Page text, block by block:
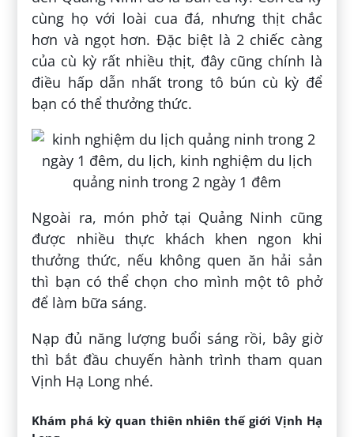
cùng họ với loài cua đá, nhưng thịt chắc
hơn và ngọt hơn. Đặc biệt là 2 chiếc càng
của cù kỳ rất nhiều thịt, đây cũng chính là
điều hấp dẫn nhất trong tô bún cù kỳ để
bạn có thể thưởng thức.
Ngoài ra, món phở tại Quảng Ninh cũng
được nhiều thực khách khen ngon khi
thưởng thức, nếu không quen ăn hải sản
thì bạn có thể chọn cho mình một tô phở
để làm bữa sáng.
Nạp đủ năng lượng buổi sáng rồi, bây giờ
thì bắt đầu chuyến hành trình tham quan
Vịnh Hạ Long nhé.
Khám phá kỳ quan thiên nhiên thế giới Vịnh Hạ